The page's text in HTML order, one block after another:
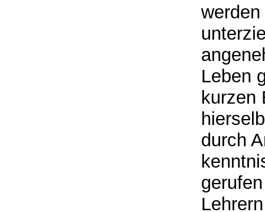
Leben
kurzen
durch